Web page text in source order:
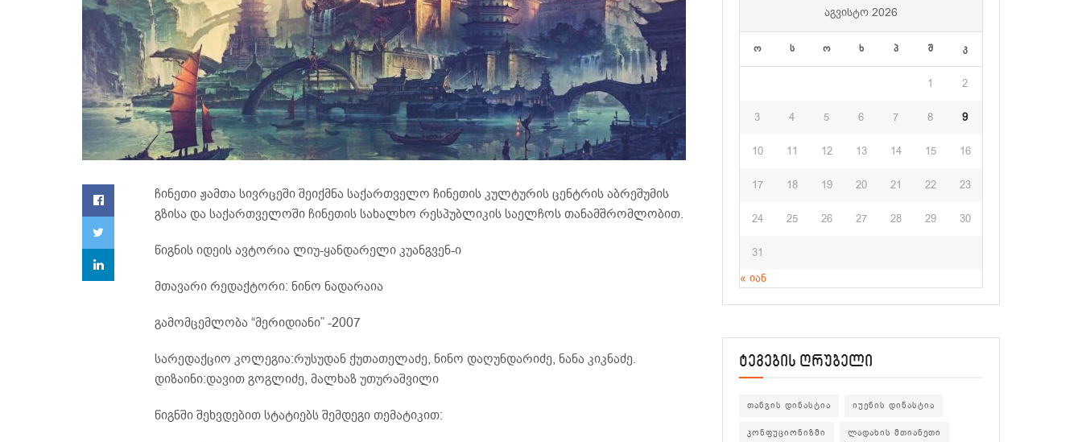
ჩინეთი ჟამთა სივრცეში შეიქმნა საქართველო ჩინეთის კულტურის ცენტრის აბრეშუმის
გზისა და საქართველოში ჩინეთის სახალხო რესპუბლიკის საელჩოს თანამშრომლობით.
წიგნის იდეის ავტორია ლიუ-ყანდარელი კუანგვენ-ი
მთავარი რედაქტორი: ნინო ნადარაია
გამომცემლობა “მერიდიანი” -2007
სარედაქციო კოლეგია:რუსუდან ქუთათელაძე, ნინო დაღუნდარიძე, ნანა კიკნაძე.
დიზაინი:დავით გოგლიძე, მალხაზ უთურაშვილი
წიგნში შეხვდებით სტატიებს შემდეგი თემატიკით:
ᲐᲒᲕᲘᲡᲢᲝ 2026
ო ს ო ხ პ შ კ
1 2
3 4 5 6 7 8 9
10 11 12 13 14 15 16
17 18 19 20 21 22 23
24 25 26 27 28 29 30
31
« იან
ტეგების ღრუბელი
თანგის დინასტია იუენის დინასტია
კონფუციონიზმი ლადახის მთიანეთი